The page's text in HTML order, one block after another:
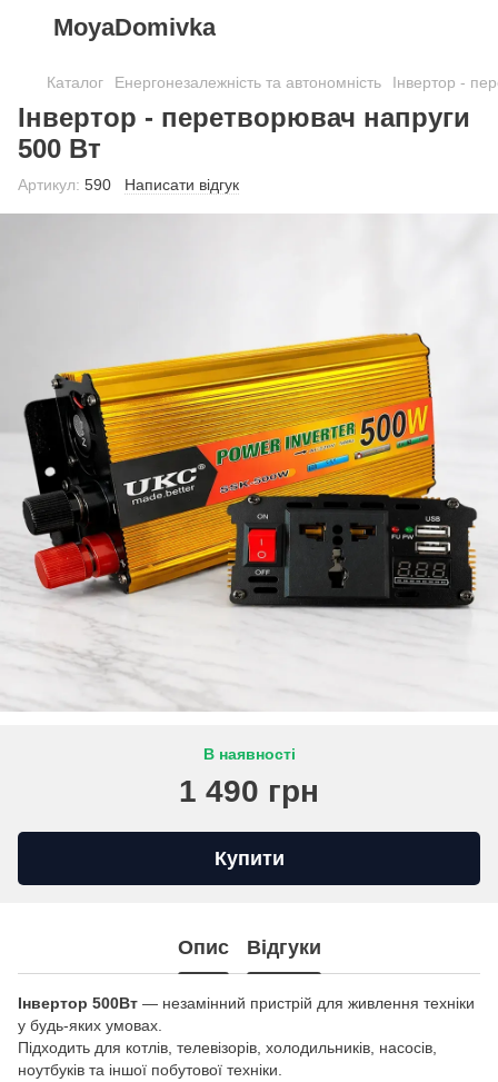
MoyaDomivka
Каталог Енергонезалежність та автономність Інвертор -
Інвертор - перетворювач напруги
500 Вт
Артикул: 590 Написати відгук
В наявності
1 490 грн
Купити
Опис Відгуки
Інвертор 500Вт — незамінний пристрій для живлення техніки
у будь-яких умовах.
Підходить для котлів, телевізорів, холодильників, насосів,
ноутбуків та іншої побутової техніки.